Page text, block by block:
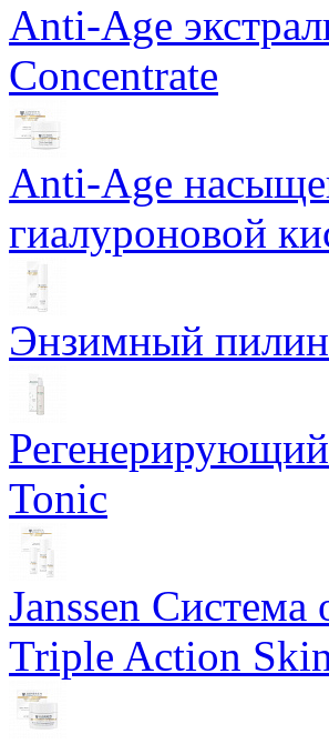
Anti-Age
Concentrate
Anti-Age
гиалуроновой
Энзимный
Tonic
Janssen
Triple Action